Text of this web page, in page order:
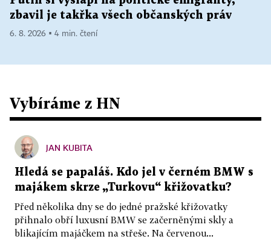
zbavil je takřka všech občanských práv
6. 8. 2026 ▪ 4 min. čtení
Vybíráme z HN
JAN KUBITA
Hledá se papaláš. Kdo jel v černém BMW s
majákem skrze „Turkovu“ křižovatku?
Před několika dny se do jedné pražské křižovatky
přihnalo obří luxusní BMW se začerněnými skly a
blikajícím majáčkem na střeše. Na červenou...